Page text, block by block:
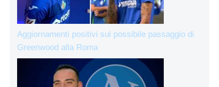
Aggiornamenti positivi sul possibile passaggio di
Greenwood alla Roma